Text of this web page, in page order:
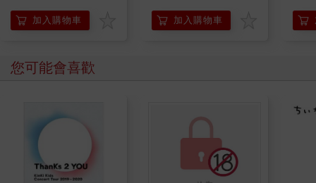
「行動派」的37個科
學方法
加入購物車 加入購物車
您可能會喜歡